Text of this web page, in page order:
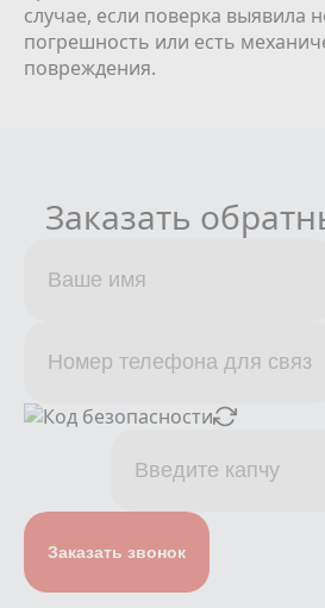
случае, если поверка выявила
погрешность или есть
повреждения.
Заказать